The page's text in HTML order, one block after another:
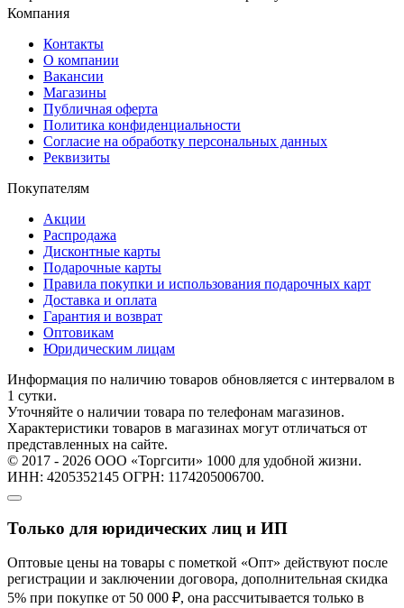
Компания
Контакты
О компании
Вакансии
Магазины
Публичная оферта
Политика конфиденциальности
Согласие на обработку персональных данных
Реквизиты
Покупателям
Акции
Распродажа
Дисконтные карты
Подарочные карты
Правила покупки и использования подарочных карт
Доставка и оплата
Гарантия и возврат
Оптовикам
Юридическим лицам
Информация по наличию товаров обновляется с интервалом в
1 сутки.
Уточняйте о наличии товара по телефонам магазинов.
Характеристики товаров в магазинах могут отличаться от
представленных на сайте.
© 2017 - 2026 ООО «Торгсити» 1000 для удобной жизни.
ИНН: 4205352145 ОГРН: 1174205006700.
Только для юридических лиц и ИП
Оптовые цены на товары с пометкой «Опт» действуют после
регистрации и заключении договора, дополнительная скидка
5% при покупке от 50 000 ₽, она рассчитывается только в